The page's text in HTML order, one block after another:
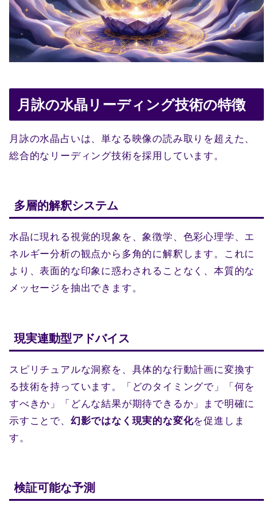
月詠の水晶リーディング技術の特徴
月詠の水晶占いは、単なる映像の読み取りを超えた、
総合的なリーディング技術を採用しています。
多層的解釈システム
水晶に現れる視覚的現象を、象徴学、色彩心理学、エ
ネルギー分析の観点から多角的に解釈します。これに
より、表面的な印象に惑わされることなく、本質的な
メッセージを抽出できます。
現実連動型アドバイス
スピリチュアルな洞察を、具体的な行動計画に変換す
る技術を持っています。「どのタイミングで」「何を
すべきか」「どんな結果が期待できるか」まで明確に
示すことで、 幻影ではなく現実的な変化を促進しま
す。
検証可能な予測